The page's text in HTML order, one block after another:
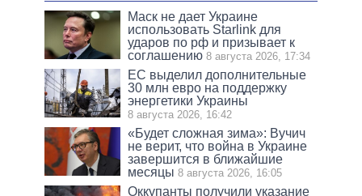
Маск не дает Украине
использовать Starlink для
ударов по рф и призывает к
соглашению 8 августа 2026, 17:34
ЕС выделил дополнительные
30 млн евро на поддержку
энергетики Украины
8 августа 2026, 16:42
«Будет сложная зима»: Вучич
не верит, что война в Украине
завершится в ближайшие
месяцы 8 августа 2026, 16:05
Оккупанты получили указание